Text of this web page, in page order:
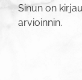
Sinun on
arvioinnin.